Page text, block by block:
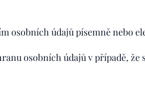
osobních údajů písemně nebo
osobních údajů v případě, že